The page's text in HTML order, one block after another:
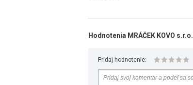
Hodnotenia MRÁČEK KOVO s.r.o.
Pridaj hodnotenie: